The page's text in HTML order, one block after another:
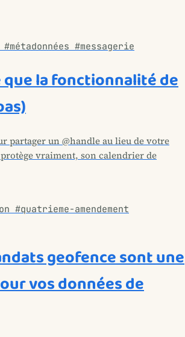
#messagerie
la fonctionnalité de
partager un @handle au lieu de votre
vraiment, son calendrier de
amendement
geofence sont une
vos données de